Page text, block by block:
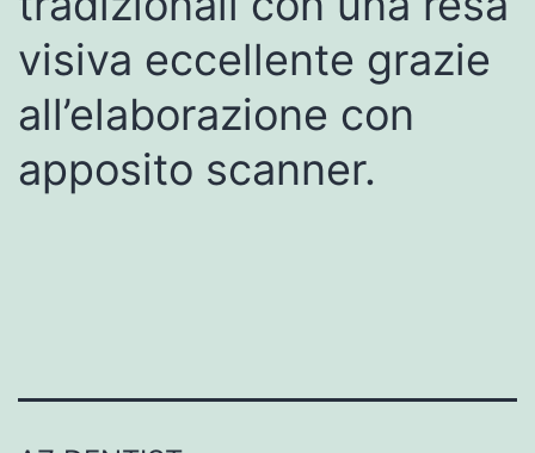
visiva eccellente grazie
all’elaborazione con
apposito scanner.